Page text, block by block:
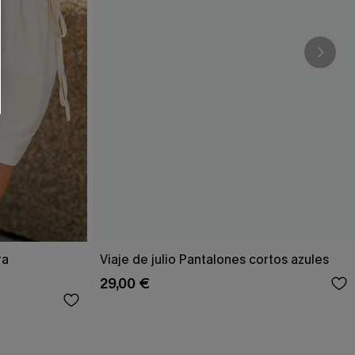
Viaje de julio Pantalones cortos azules
29,00 €
formulario, usted acepta nuestros
, y además acepta recibir correos
de Cupshe en cualquier momento del
compra. Podemos utilizar la
y ofertas adaptados a su perfil.